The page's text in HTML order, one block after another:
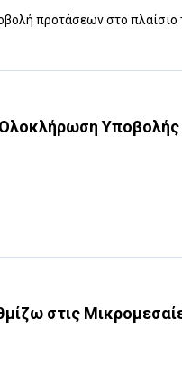
προτάσεων στο πλαίσιο
Ολοκλήρωση Υποβολής
στις